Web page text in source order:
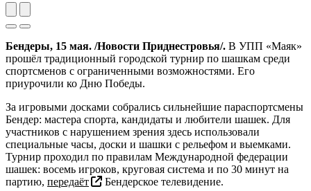
Previous
Next
Бендеры, 15 мая. /Новости Приднестровья/. В УПП «Маяк»
прошёл традиционный городской турнир по шашкам среди
спортсменов с ограниченными возможностями. Его
приурочили ко Дню Победы.
За игровыми досками собрались сильнейшие параспортсмены
Бендер: мастера спорта, кандидаты и любители шашек. Для
участников с нарушением зрения здесь использовали
специальные часы, доски и шашки с рельефом и выемками.
Турнир проходил по правилам Международной федерации
шашек: восемь игроков, круговая система и по 30 минут на
партию, передаёт Бендерское телевидение.